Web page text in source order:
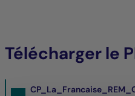
Télécharger le